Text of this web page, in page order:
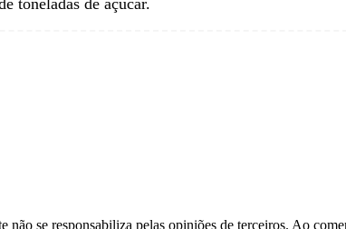
toneladas de açúcar.
se responsabiliza pelas opiniões de terceiros. Ao